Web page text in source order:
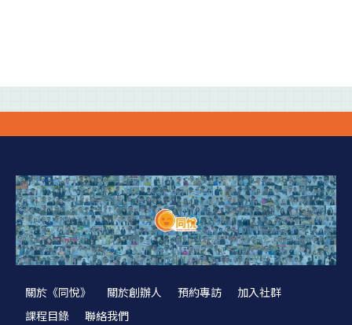
關於《同悅》 關於創辦人 預約專訪
加入社群
課程目錄
聯絡我們